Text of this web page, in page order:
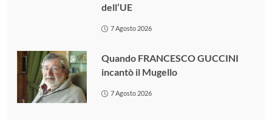
dell’UE
7 Agosto 2026
Quando FRANCESCO GUCCINI
incantò il Mugello
7 Agosto 2026